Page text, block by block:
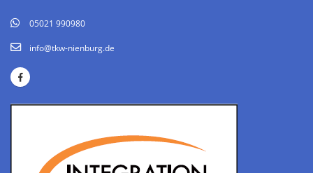
05021 990980
info@tkw-nienburg.de